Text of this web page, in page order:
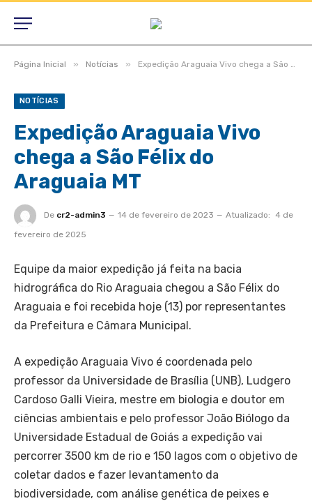
Página Inicial » Notícias » Expedição Araguaia Vivo chega a São Félix do Araguaia MT
NOTÍCIAS
Expedição Araguaia Vivo
chega a São Félix do
Araguaia MT
De cr2-admin3 14 de fevereiro de 2023 Atualizado: 4 de
fevereiro de 2025
Equipe da maior expedição já feita na bacia
hidrográfica do Rio Araguaia chegou a São Félix do
Araguaia e foi recebida hoje (13) por representantes
da Prefeitura e Câmara Municipal.
A expedição Araguaia Vivo é coordenada pelo
professor da Universidade de Brasília (UNB), Ludgero
Cardoso Galli Vieira, mestre em biologia e doutor em
ciências ambientais e pelo professor João Biólogo da
Universidade Estadual de Goiás a expedição vai
percorrer 3500 km de rio e 150 lagos com o objetivo de
coletar dados e fazer levantamento da
biodiversidade, com análise genética de peixes e